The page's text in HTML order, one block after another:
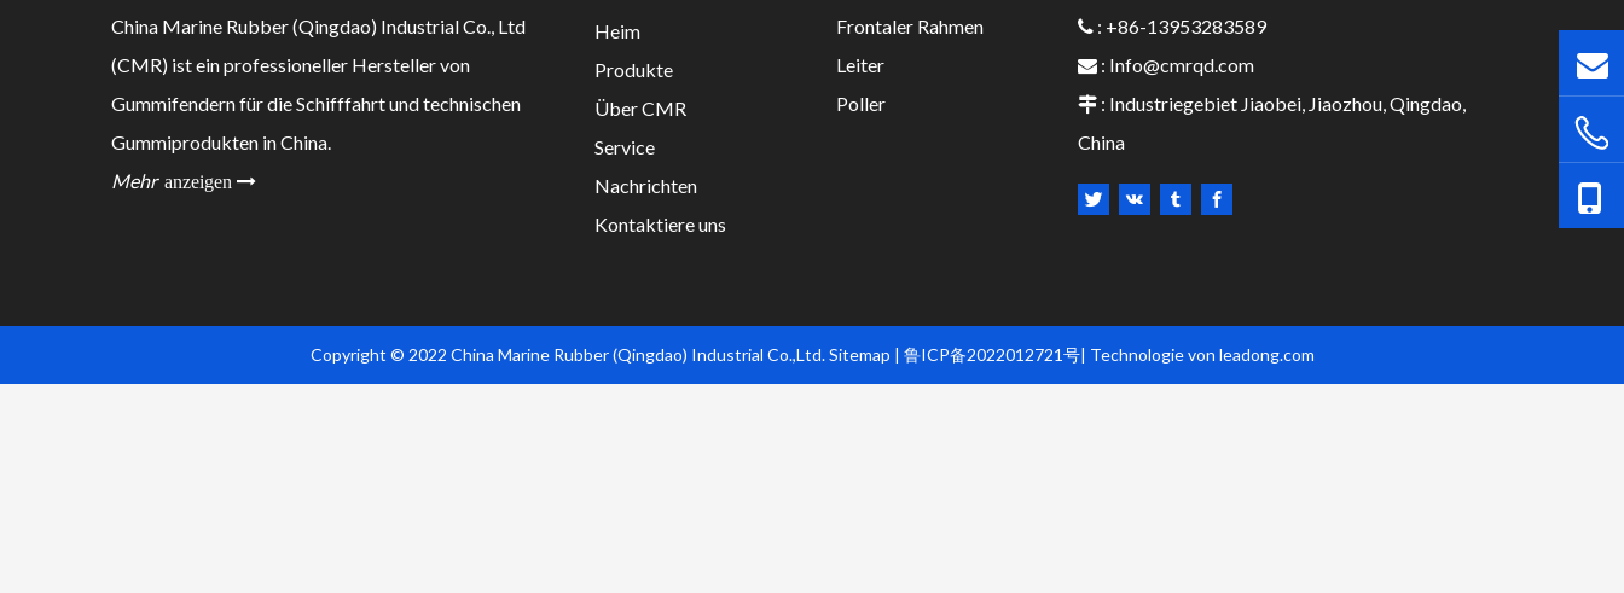
China Marine Rubber (Qingdao) Industrial Co., Ltd
(CMR) ist ein professioneller Hersteller von
Gummifendern für die Schifffahrt und technischen
Gummiprodukten in China.
Mehr anzeigen 
Heim
Produkte
Über CMR
Service
Nachrichten
Kontaktiere uns
Frontaler Rahmen
Leiter
Poller
 : +86-13953283589
 : Info@cmrqd.com
 : Industriegebiet Jiaobei, Jiaozhou, Qingdao,
China
Copyright © 2022 China Marine Rubber (Qingdao) Industrial Co.,Ltd.Sitemap | 鲁ICP备2022012721号| Technologie von leadong.com​​​​​​​